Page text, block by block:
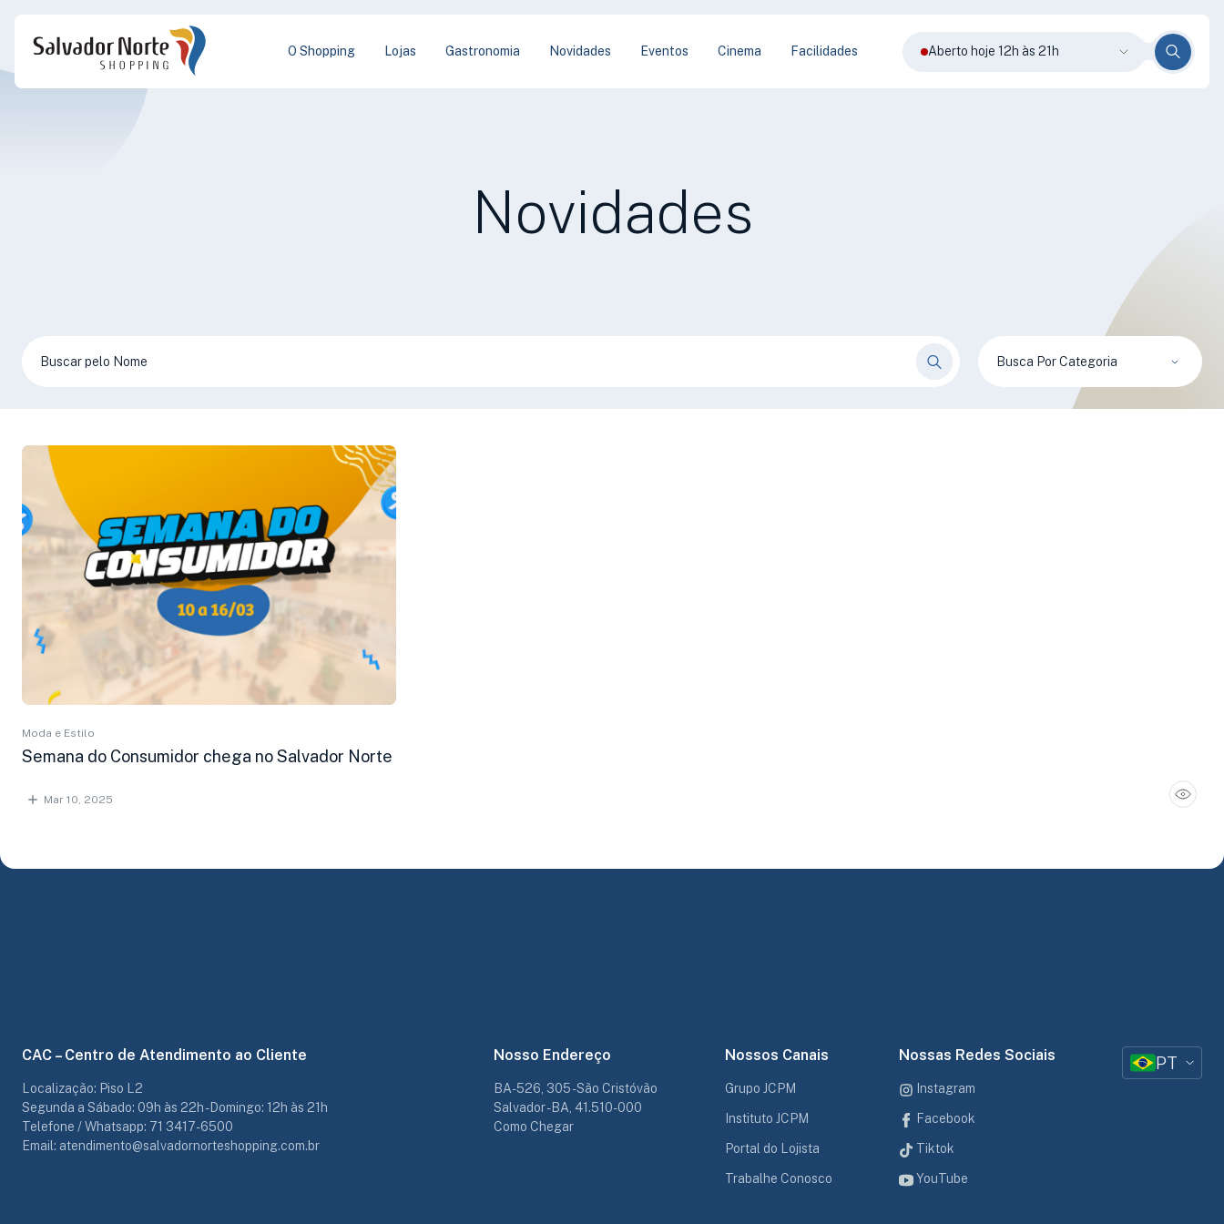
O Shopping Lojas Gastronomia Novidades Eventos Cinema Facilidades Aberto hoje 12h às 21h
Novidades
Busca Por Categoria
Moda e Estilo
Semana do Consumidor chega no Salvador Norte
Mar 10, 2025
CAC – Centro de Atendimento ao Cliente
Localização: Piso L2
Segunda a Sábado: 09h às 22h - Domingo: 12h às 21h
Telefone / Whatsapp: 71 3417-6500
Email: atendimento@salvadornorteshopping.com.br
Nosso Endereço
BA-526, 305 - São Cristóvão
Salvador - BA, 41.510-000
Como Chegar
Nossos Canais
Grupo JCPM
Instituto JCPM
Portal do Lojista
Trabalhe Conosco
Nossas Redes Sociais
Instagram
Facebook
Tiktok
YouTube
PT